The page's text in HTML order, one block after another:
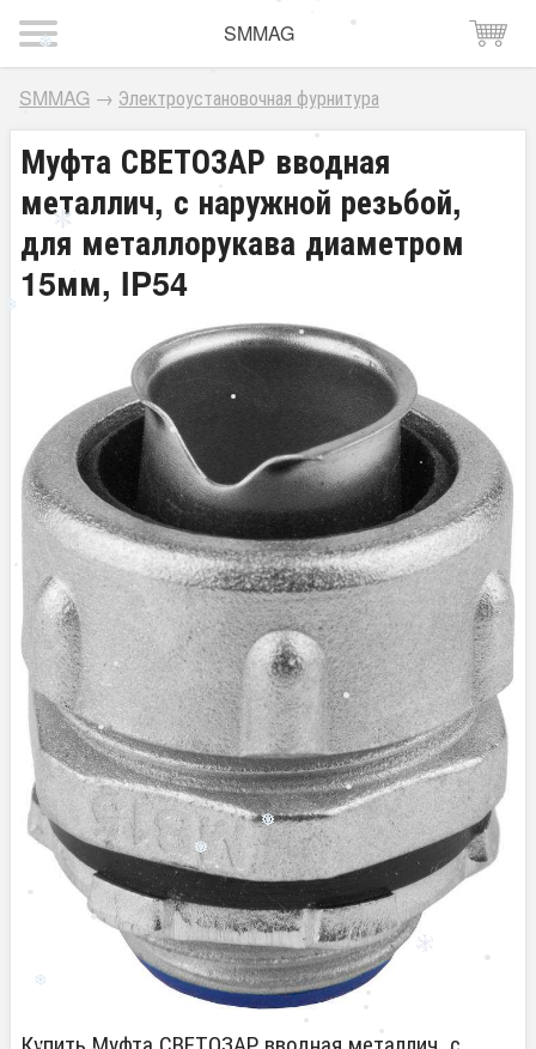
SMMAG
SMMAG → Электроустановочная фурнитура
Муфта СВЕТОЗАР вводная
металлич, с наружной резьбой,
для металлорукава диаметром
15мм, IP54